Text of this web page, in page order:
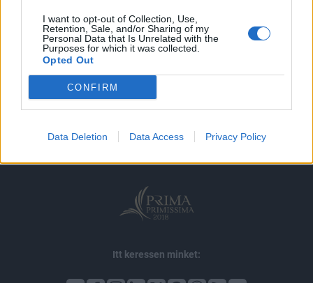
I want to opt-out of Collection, Use,
Retention, Sale, and/or Sharing of my
Personal Data that Is Unrelated with the
Purposes for which it was collected.
Opted Out
CONFIRM
Data Deletion Data Access Privacy Policy
impresszum
jogi nyilatkozat
süti beállítások
adatvédelem
szerzői jogok médiaajánlat
karrier
Itt keressen minket: